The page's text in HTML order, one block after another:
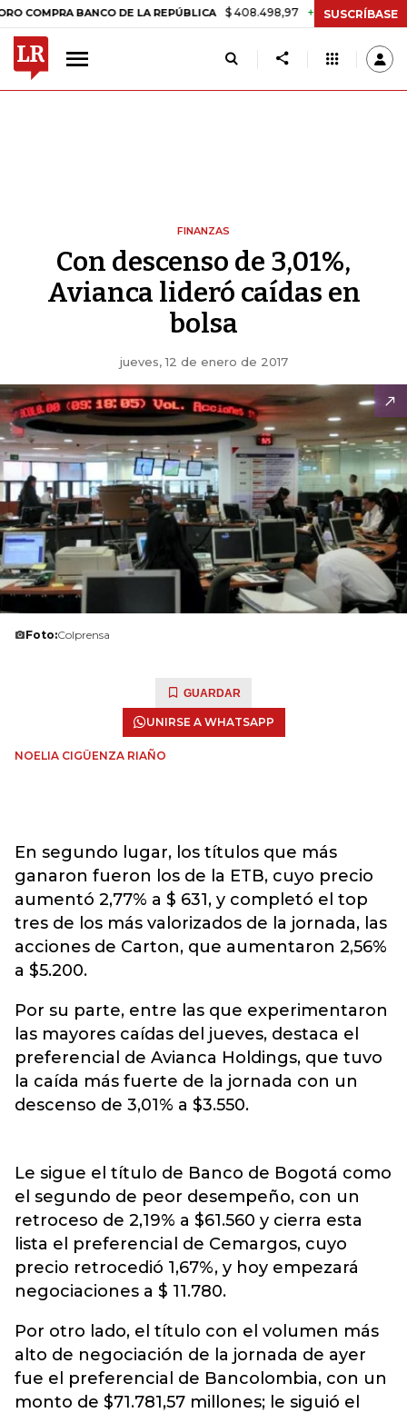
BANCO DE LA REPÚBLICA $ 408.498,97 +$ 8.753,81 +2,19%
SUSCRÍBASE
FINANZAS
Con descenso de 3,01%,
Avianca lideró caídas en
bolsa
jueves, 12 de enero de 2017
Foto:Colprensa
GUARDAR
UNIRSE A WHATSAPP
NOELIA CIGÜENZA RIAÑO
En segundo lugar, los títulos que más
ganaron fueron los de la ETB, cuyo precio
aumentó 2,77% a $ 631, y completó el top
tres de los más valorizados de la jornada, las
acciones de Carton, que aumentaron 2,56%
a $5.200.
Por su parte, entre las que experimentaron
las mayores caídas del jueves, destaca el
preferencial de Avianca Holdings, que tuvo
la caída más fuerte de la jornada con un
descenso de 3,01% a $3.550.
Le sigue el título de Banco de Bogotá como
el segundo de peor desempeño, con un
retroceso de 2,19% a $61.560 y cierra esta
lista el preferencial de Cemargos, cuyo
precio retrocedió 1,67%, y hoy empezará
negociaciones a $ 11.780.
Por otro lado, el título con el volumen más
alto de negociación de la jornada de ayer
fue el preferencial de Bancolombia, con un
monto de $71.781,57 millones; le siguió el